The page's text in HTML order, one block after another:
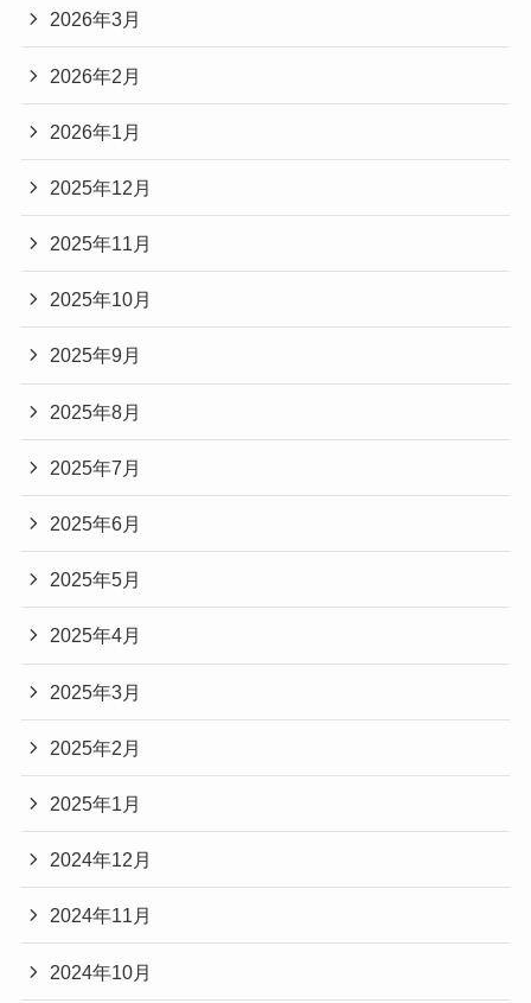
2026年3月
2026年2月
2026年1月
2025年12月
2025年11月
2025年10月
2025年9月
2025年8月
2025年7月
2025年6月
2025年5月
2025年4月
2025年3月
2025年2月
2025年1月
2024年12月
2024年11月
2024年10月